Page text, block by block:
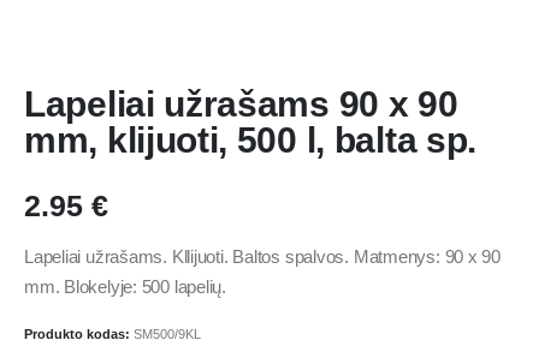
Lapeliai užrašams 90 x 90
mm, klijuoti, 500 l, balta sp.
2.95 €
Lapeliai užrašams. Kllijuoti. Baltos spalvos. Matmenys: 90 x 90
mm. Blokelyje: 500 lapelių.
Produkto kodas: SM500/9KL